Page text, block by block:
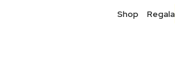
Shop Regala